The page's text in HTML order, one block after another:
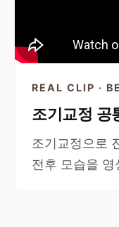
REAL CLIP ·
조기교정 공
조기교정으로
전후 모습을